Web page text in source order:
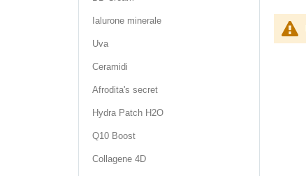
Ialurone minerale
Uva
Ceramidi
Afrodita's secret
Hydra Patch H2O
Q10 Boost
Collagene 4D